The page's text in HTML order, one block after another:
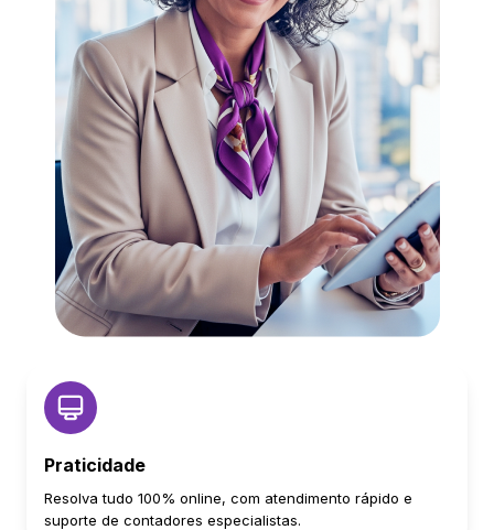
Praticidade
Resolva tudo 100% online, com atendimento rápido e
suporte de contadores especialistas.